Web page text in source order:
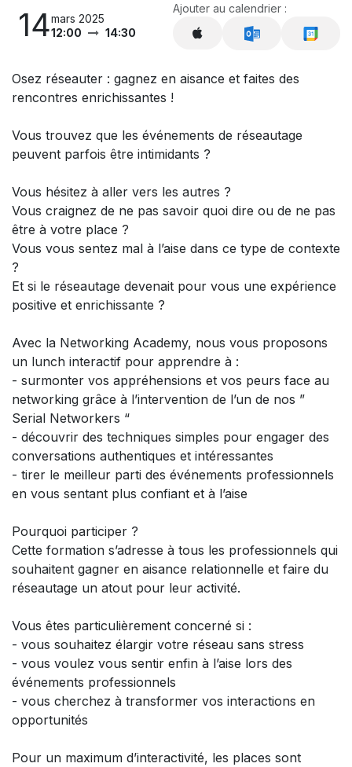
14mars 2025
12:00
14:30
Ajouter au calendrier :
Osez réseauter : gagnez en aisance et faites des
rencontres enrichissantes !
Vous trouvez que les événements de réseautage
peuvent parfois être intimidants ?
Vous hésitez à aller vers les autres ?
Vous craignez de ne pas savoir quoi dire ou de ne pas
être à votre place ?
Vous vous sentez mal à l’aise dans ce type de contexte
?
Et si le réseautage devenait pour vous une expérience
positive et enrichissante ?
Avec la Networking Academy, nous vous proposons
un lunch interactif pour apprendre à :
- surmonter vos appréhensions et vos peurs face au
networking grâce à l’intervention de l’un de nos ”
Serial Networkers “
- découvrir des techniques simples pour engager des
conversations authentiques et intéressantes
- tirer le meilleur parti des événements professionnels
en vous sentant plus confiant et à l’aise
Pourquoi participer ?
Cette formation s’adresse à tous les professionnels qui
souhaitent gagner en aisance relationnelle et faire du
réseautage un atout pour leur activité.
Vous êtes particulièrement concerné si :
- vous souhaitez élargir votre réseau sans stress
- vous voulez vous sentir enfin à l’aise lors des
événements professionnels
- vous cherchez à transformer vos interactions en
opportunités
Pour un maximum d’interactivité, les places sont